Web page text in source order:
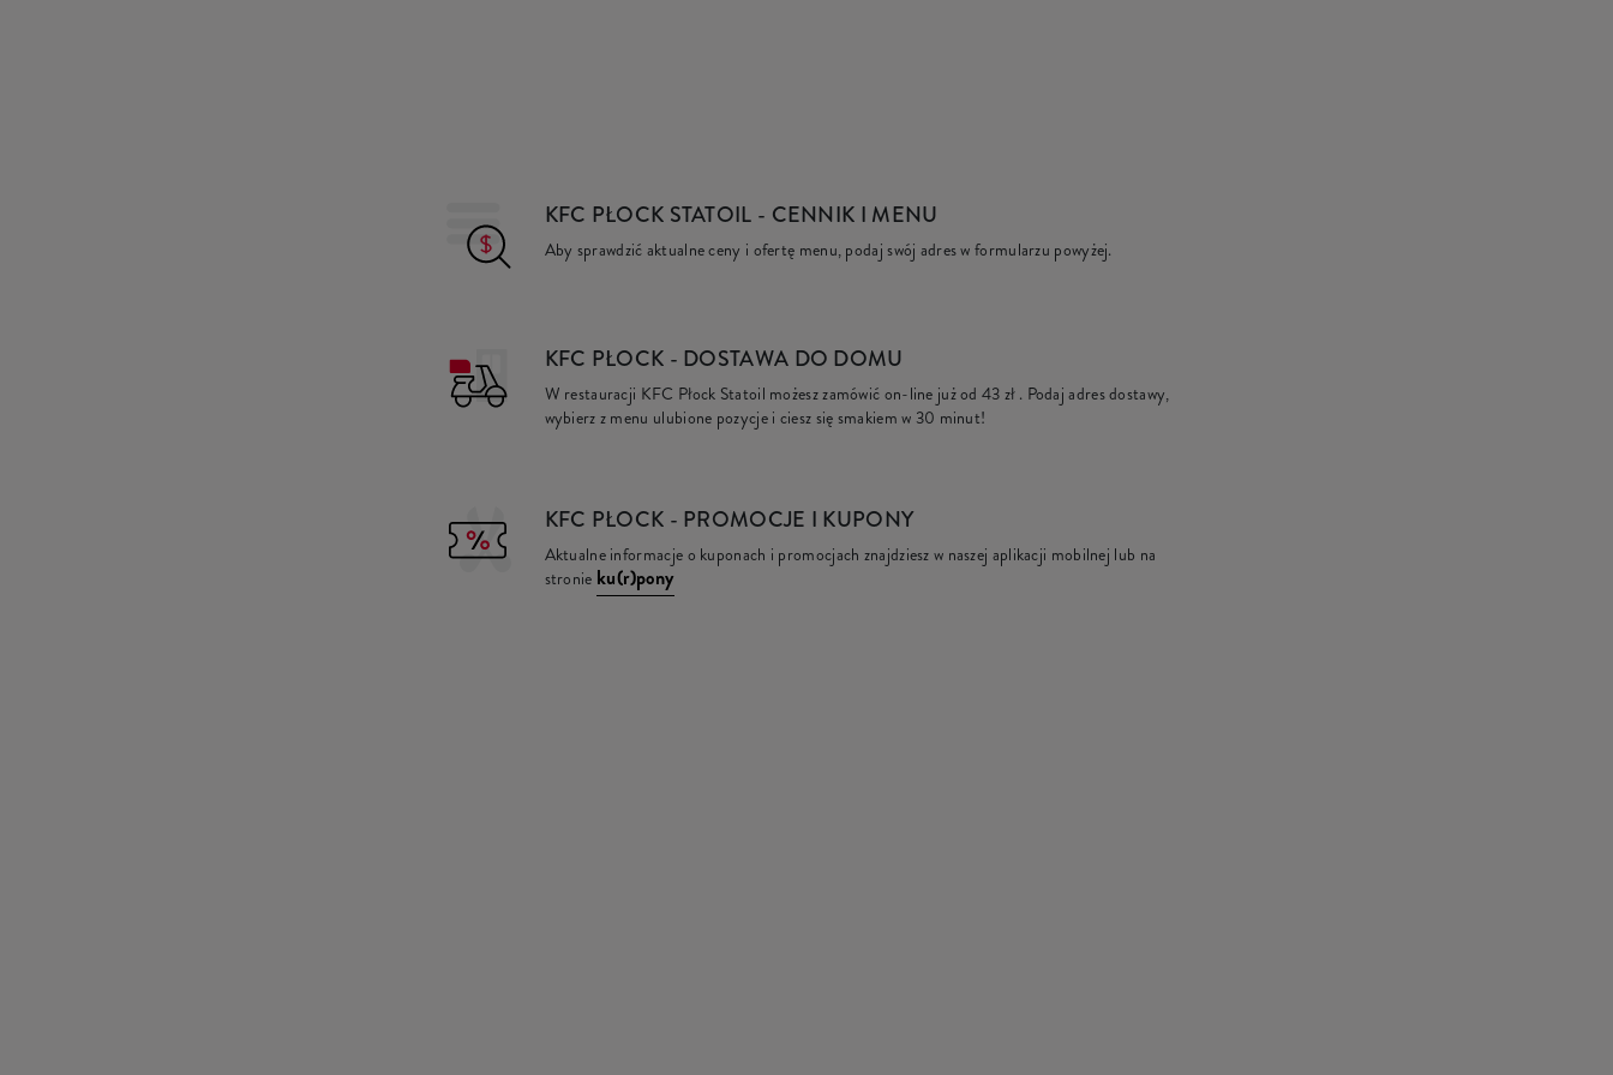
KFC PŁOCK STATOIL - CENNIK I MENU
Aby sprawdzić aktualne ceny i ofertę menu, podaj swój adres w formularzu powyżej.
KFC PŁOCK - DOSTAWA DO DOMU
W restauracji KFC Płock Statoil możesz zamówić on-line już od43 zł. Podaj adres dostawy,
wybierz z menu ulubione pozycje i ciesz się smakiem w 30 minut!
KFC PŁOCK - PROMOCJE I KUPONY
Aktualne informacje o kuponach i promocjach znajdziesz w naszej aplikacji mobilnej lub na
stronie ku(r)pony